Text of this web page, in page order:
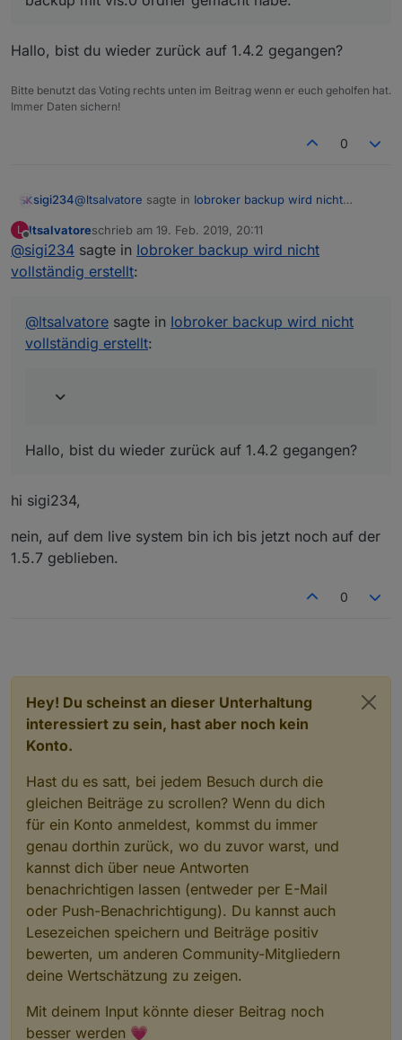
Hallo, bist du wieder zurück auf 1.4.2 gegangen?
Bitte benutzt das Voting rechts unten im Beitrag wenn er euch geholfen hat.
Immer Daten sichern!
0
sigi234@ltsalvatore sagte in Iobroker backup wird nicht
hallo zusammen
ich wollte nur kurz mitteilen, dass bei mir das
backup nun wieder sauber funktioniert.
aber ich vermute mal, dass es was mit dem js-
controller zu tun hat, welchen ich von 1.4.2 auf
1.5.7 aktualisiert habe.
Hallo, bist du wieder zurück auf 1.4.2 gegangen?
L
Offline
ltsalvatoreschrieb am 19. Feb. 2019, 20:11
zuletzt editiert von
@sigi234 sagte in Iobroker backup wird nicht
vollständig erstellt:
@ltsalvatore sagte in Iobroker backup wird nicht
vollständig erstellt:
Hallo, bist du wieder zurück auf 1.4.2 gegangen?
hi sigi234,
nein, auf dem live system bin ich bis jetzt noch auf der
1.5.7 geblieben.
0
Hey! Du scheinst an dieser Unterhaltung
interessiert zu sein, hast aber noch kein
Konto.
Hast du es satt, bei jedem Besuch durch die
gleichen Beiträge zu scrollen? Wenn du dich
für ein Konto anmeldest, kommst du immer
genau dorthin zurück, wo du zuvor warst, und
kannst dich über neue Antworten
benachrichtigen lassen (entweder per E-Mail
oder Push-Benachrichtigung). Du kannst auch
Lesezeichen speichern und Beiträge positiv
bewerten, um anderen Community-Mitgliedern
deine Wertschätzung zu zeigen.
Mit deinem Input könnte dieser Beitrag noch
besser werden 💗